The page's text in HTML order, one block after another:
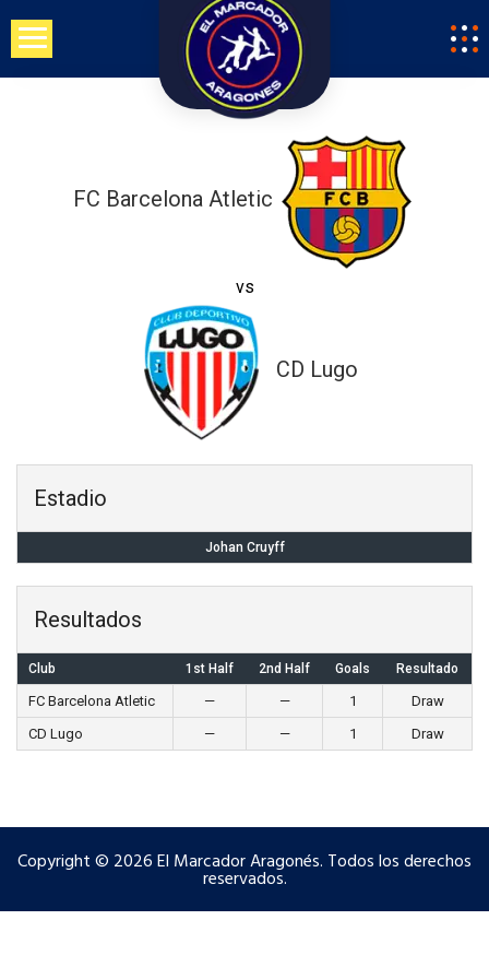
Saltar
contenido
FC Barcelona Atletic
vs
CD Lugo
Estadio
Johan Cruyff
Resultados
Club 1st Half 2nd Half Goals Resultado
FC Barcelona Atletic — — 1
Draw
CD Lugo
— — 1 Draw
Copyright © 2026 El Marcador Aragonés. Todos los derechos
reservados.